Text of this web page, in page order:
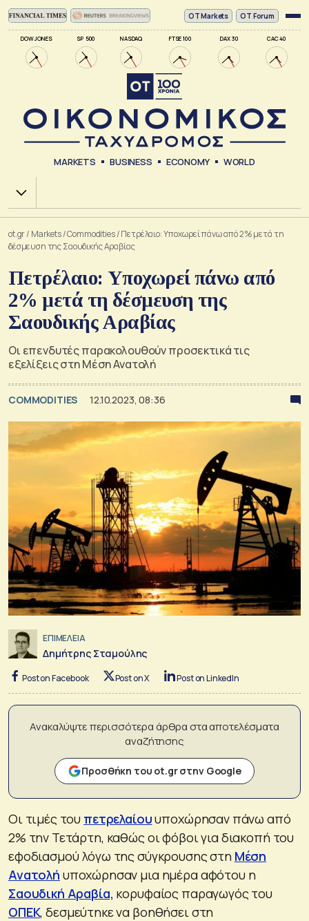
DOW JONES SP 500 NASDAQ FTSE 100 DAX 30 CAC 40
ΟΤ Markets OT Forum
MARKETS BUSINESS ECONOMY WORLD
Χ.Α.
ot.gr/ Markets/Commodities/Πετρέλαιο: Υποχωρεί πάνω από 2% μετά τη
δέσμευση της Σαουδικής Αραβίας
Πετρέλαιο: Υποχωρεί πάνω από
2% μετά τη δέσμευση της
Σαουδικής Αραβίας
Οι επενδυτές παρακολουθούν προσεκτικά τις
εξελίξεις στη Μέση Ανατολή
COMMODITIES 12.10.2023, 08:36
ΕΠΙΜΕΛΕΙΑ
Δημήτρης Σταμούλης
Post on Facebook Post on X Post on LinkedIn
Ανακαλύψτε περισσότερα άρθρα στα αποτελέσματα
αναζήτησης
Προσθήκη του ot.gr στην Google
Οι τιμές του πετρελαίουυποχώρησαν πάνω από
2% την Τετάρτη, καθώς οι φόβοι για διακοπή του
εφοδιασμού λόγω της σύγκρουσης στη Μέση
Ανατολή υποχώρησαν μια ημέρα αφότου η
Σαουδική Αραβία, κορυφαίος παραγωγός του
ΟΠΕΚ, δεσμεύτηκε να βοηθήσει στη